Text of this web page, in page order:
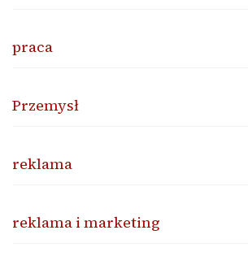
praca
Przemysł
reklama
reklama i marketing